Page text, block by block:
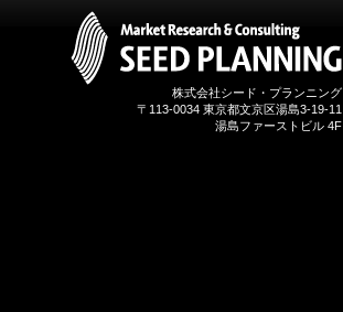
1月31日、「DXが加速するMCI・
認知症ケア支援サービスの現状と
今後の方向性 」を発刊しました。
1月13日、「営業支援DXにおける
名刺管理サービスの最新動向2026
株式会社シード・プランニング
〒113-0034 東京都文京区湯島3-19-11
湯島ファーストビル 4F